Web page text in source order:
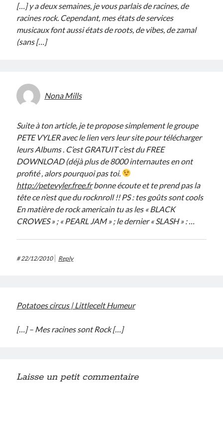
[…] y a deux semaines, je vous parlais de racines, de
racines rock. Cependant, mes états de services
musicaux font aussi états de roots, de vibes, de zamal
(sans […]
Nona Mills
Suite à ton article, je te propose simplement le groupe
PETE VYLER avec le lien vers leur site pour télécharger
leurs Albums . C’est GRATUIT c’est du FREE
DOWNLOAD (déjà plus de 8000 internautes en ont
profité , alors pourquoi pas toi.
http://petevyler.free.frbonne écoute et te prend pas la
tête ce n’est que du rocknroll !! PS : tes goûts sont cools
En matière de rock americain tu as les « BLACK
CROWES » ; « PEARL JAM » ; le dernier « SLASH » : …
#22/12/2010 Reply
Potatoes circus | Littlecelt Humeur
[…] – Mes racines sont Rock […]
Laisse un petit commentaire